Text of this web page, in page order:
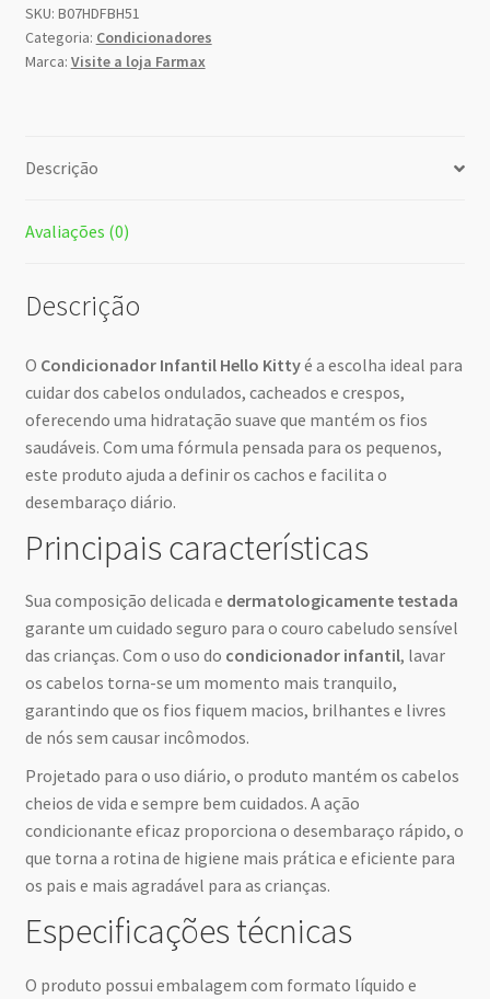
SKU: B07HDFBH51
Categoria: Condicionadores
Marca: Visite a loja Farmax
Descrição
Avaliações (0)
Descrição
O Condicionador Infantil Hello Kittyé a escolha ideal para
cuidar dos cabelos ondulados, cacheados e crespos,
oferecendo uma hidratação suave que mantém os fios
saudáveis. Com uma fórmula pensada para os pequenos,
este produto ajuda a definir os cachos e facilita o
desembaraço diário.
Principais características
Sua composição delicada e dermatologicamente testada
garante um cuidado seguro para o couro cabeludo sensível
das crianças. Com o uso do condicionador infantil, lavar
os cabelos torna-se um momento mais tranquilo,
garantindo que os fios fiquem macios, brilhantes e livres
de nós sem causar incômodos.
Projetado para o uso diário, o produto mantém os cabelos
cheios de vida e sempre bem cuidados. A ação
condicionante eficaz proporciona o desembaraço rápido, o
que torna a rotina de higiene mais prática e eficiente para
os pais e mais agradável para as crianças.
Especificações técnicas
O produto possui embalagem com formato líquido e